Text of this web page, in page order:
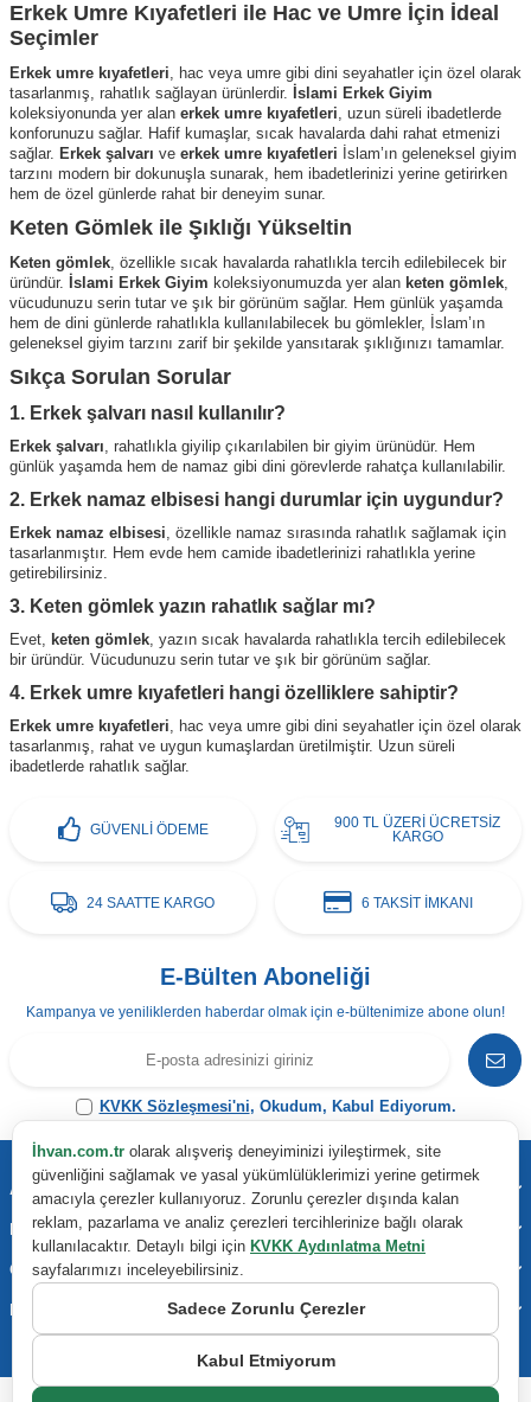
Erkek Umre Kıyafetleri ile Hac ve Umre İçin İdeal
Seçimler
Erkek umre kıyafetleri, hac veya umre gibi dini seyahatler için özel olarak
tasarlanmış, rahatlık sağlayan ürünlerdir. İslami Erkek Giyim
koleksiyonunda yer alan erkek umre kıyafetleri, uzun süreli ibadetlerde
konforunuzu sağlar. Hafif kumaşlar, sıcak havalarda dahi rahat etmenizi
sağlar. Erkek şalvarı ve erkek umre kıyafetleri İslam’ın geleneksel giyim
tarzını modern bir dokunuşla sunarak, hem ibadetlerinizi yerine getirirken
hem de özel günlerde rahat bir deneyim sunar.
Keten Gömlek ile Şıklığı Yükseltin
Keten gömlek, özellikle sıcak havalarda rahatlıkla tercih edilebilecek bir
üründür. İslami Erkek Giyim koleksiyonumuzda yer alan keten gömlek,
vücudunuzu serin tutar ve şık bir görünüm sağlar. Hem günlük yaşamda
hem de dini günlerde rahatlıkla kullanılabilecek bu gömlekler, İslam’ın
geleneksel giyim tarzını zarif bir şekilde yansıtarak şıklığınızı tamamlar.
Sıkça Sorulan Sorular
1. Erkek şalvarı nasıl kullanılır?
Erkek şalvarı, rahatlıkla giyilip çıkarılabilen bir giyim ürünüdür. Hem
günlük yaşamda hem de namaz gibi dini görevlerde rahatça kullanılabilir.
2. Erkek namaz elbisesi hangi durumlar için uygundur?
Erkek namaz elbisesi, özellikle namaz sırasında rahatlık sağlamak için
tasarlanmıştır. Hem evde hem camide ibadetlerinizi rahatlıkla yerine
getirebilirsiniz.
3. Keten gömlek yazın rahatlık sağlar mı?
Evet, keten gömlek, yazın sıcak havalarda rahatlıkla tercih edilebilecek
bir üründür. Vücudunuzu serin tutar ve şık bir görünüm sağlar.
4. Erkek umre kıyafetleri hangi özelliklere sahiptir?
Erkek umre kıyafetleri, hac veya umre gibi dini seyahatler için özel olarak
tasarlanmış, rahat ve uygun kumaşlardan üretilmiştir. Uzun süreli
ibadetlerde rahatlık sağlar.
GÜVENLİ ÖDEME
900 TL ÜZERİ ÜCRETSİZ
KARGO
24 SAATTE KARGO 6 TAKSİT İMKANI
E-Bülten Aboneliği
Kampanya ve yeniliklerden haberdar olmak için e-bültenimize abone olun!
KVKK Sözleşmesi'ni, Okudum, Kabul Ediyorum.
Adres & İletişim
Kategoriler
Önemli Bilgiler
Hızlı Erişim
İhvan.com.tr olarak alışveriş deneyiminizi iyileştirmek, site
güvenliğini sağlamak ve yasal yükümlülüklerimizi yerine getirmek
amacıyla çerezler kullanıyoruz. Zorunlu çerezler dışında kalan
reklam, pazarlama ve analiz çerezleri tercihlerinize bağlı olarak
kullanılacaktır. Detaylı bilgi için KVKK Aydınlatma Metni
sayfalarımızı inceleyebilirsiniz.
Sadece Zorunlu Çerezler
Kabul Etmiyorum